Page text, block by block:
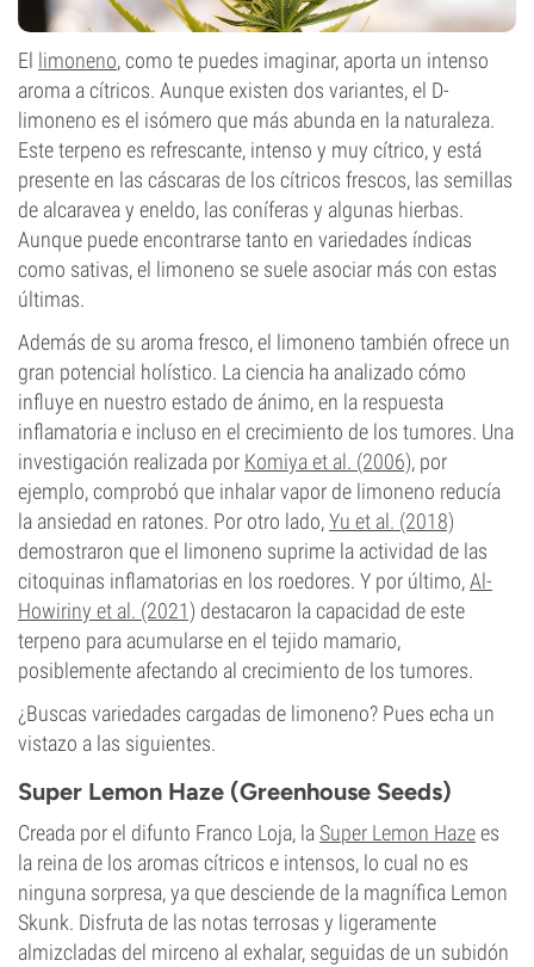
El limoneno, como te puedes imaginar, aporta un intenso
aroma a cítricos. Aunque existen dos variantes, el D-
limoneno es el isómero que más abunda en la naturaleza.
Este terpeno es refrescante, intenso y muy cítrico, y está
presente en las cáscaras de los cítricos frescos, las semillas
de alcaravea y eneldo, las coníferas y algunas hierbas.
Aunque puede encontrarse tanto en variedades índicas
como sativas, el limoneno se suele asociar más con estas
últimas.
Además de su aroma fresco, el limoneno también ofrece un
gran potencial holístico. La ciencia ha analizado cómo
influye en nuestro estado de ánimo, en la respuesta
inflamatoria e incluso en el crecimiento de los tumores. Una
investigación realizada por Komiya et al. (2006), por
ejemplo, comprobó que inhalar vapor de limoneno reducía
la ansiedad en ratones. Por otro lado,Yu et al. (2018)
demostraron que el limoneno suprime la actividad de las
citoquinas inflamatorias en los roedores. Y por último,Al-
Howiriny et al. (2021) destacaron la capacidad de este
terpeno para acumularse en el tejido mamario,
posiblemente afectando al crecimiento de los tumores.
¿Buscas variedades cargadas de limoneno? Pues echa un
vistazo a las siguientes.
Super Lemon Haze (Greenhouse Seeds)
Creada por el difunto Franco Loja, la Super Lemon Hazees
la reina de los aromas cítricos e intensos, lo cual no es
ninguna sorpresa, ya que desciende de la magnífica Lemon
Skunk. Disfruta de las notas terrosas y ligeramente
almizcladas del mirceno al exhalar, seguidas de un subidón